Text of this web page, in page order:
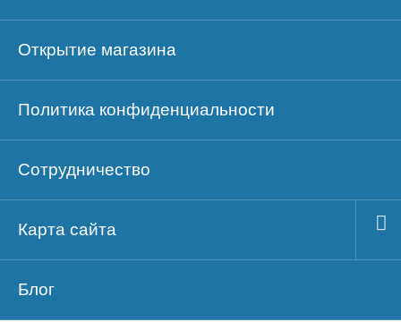
Открытие магазина
Политика конфиденциальности
Сотрудничество
Карта сайта
Блог